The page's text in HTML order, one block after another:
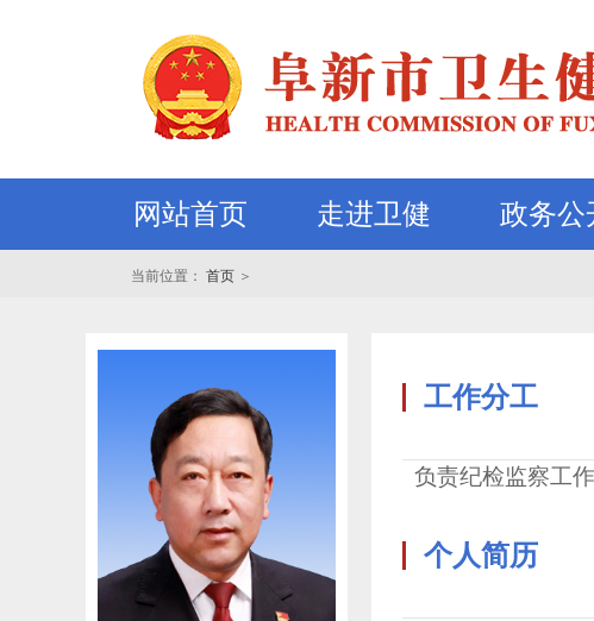
网站首页 走进卫健 政务公
当前位置： 首页 ＞
工作分工
负责纪检监察工作
个人简历